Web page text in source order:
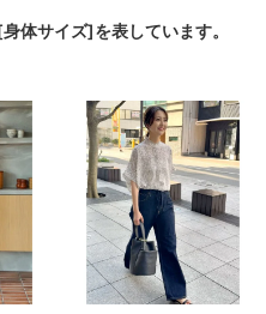
体サイズ]を表しています。